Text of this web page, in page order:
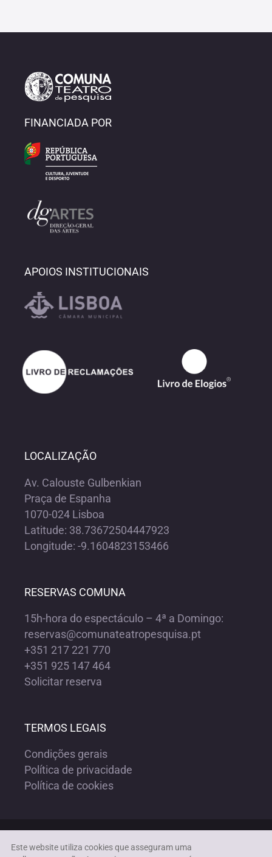
FINANCIADA POR
APOIOS INSTITUCIONAIS
LOCALIZAÇÃO
Av. Calouste Gulbenkian
Praça de Espanha
1070-024 Lisboa
Latitude: 38.73672504447923
Longitude: -9.1604823153466
RESERVAS COMUNA
15h-hora do espectáculo – 4ª a Domingo:
reservas@comunateatropesquisa.pt
+351 217 221 770
+351 925 147 464
Solicitar reserva
TERMOS LEGAIS
Condições gerais
Política de privacidade
Política de cookies
direitos reservados |Acessibilidade
Este website utiliza cookies que asseguram uma